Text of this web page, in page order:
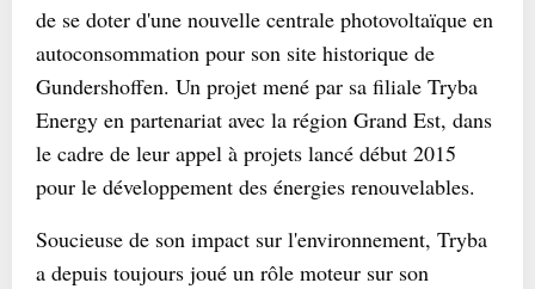
de se doter d'une nouvelle centrale photovoltaïque en
autoconsommation pour son site historique de
Gundershoffen. Un projet mené par sa filiale Tryba
Energy en partenariat avec la région Grand Est, dans
le cadre de leur appel à projets lancé début 2015
pour le développement des énergies renouvelables.
Soucieuse de son impact sur l'environnement, Tryba
a depuis toujours joué un rôle moteur sur son